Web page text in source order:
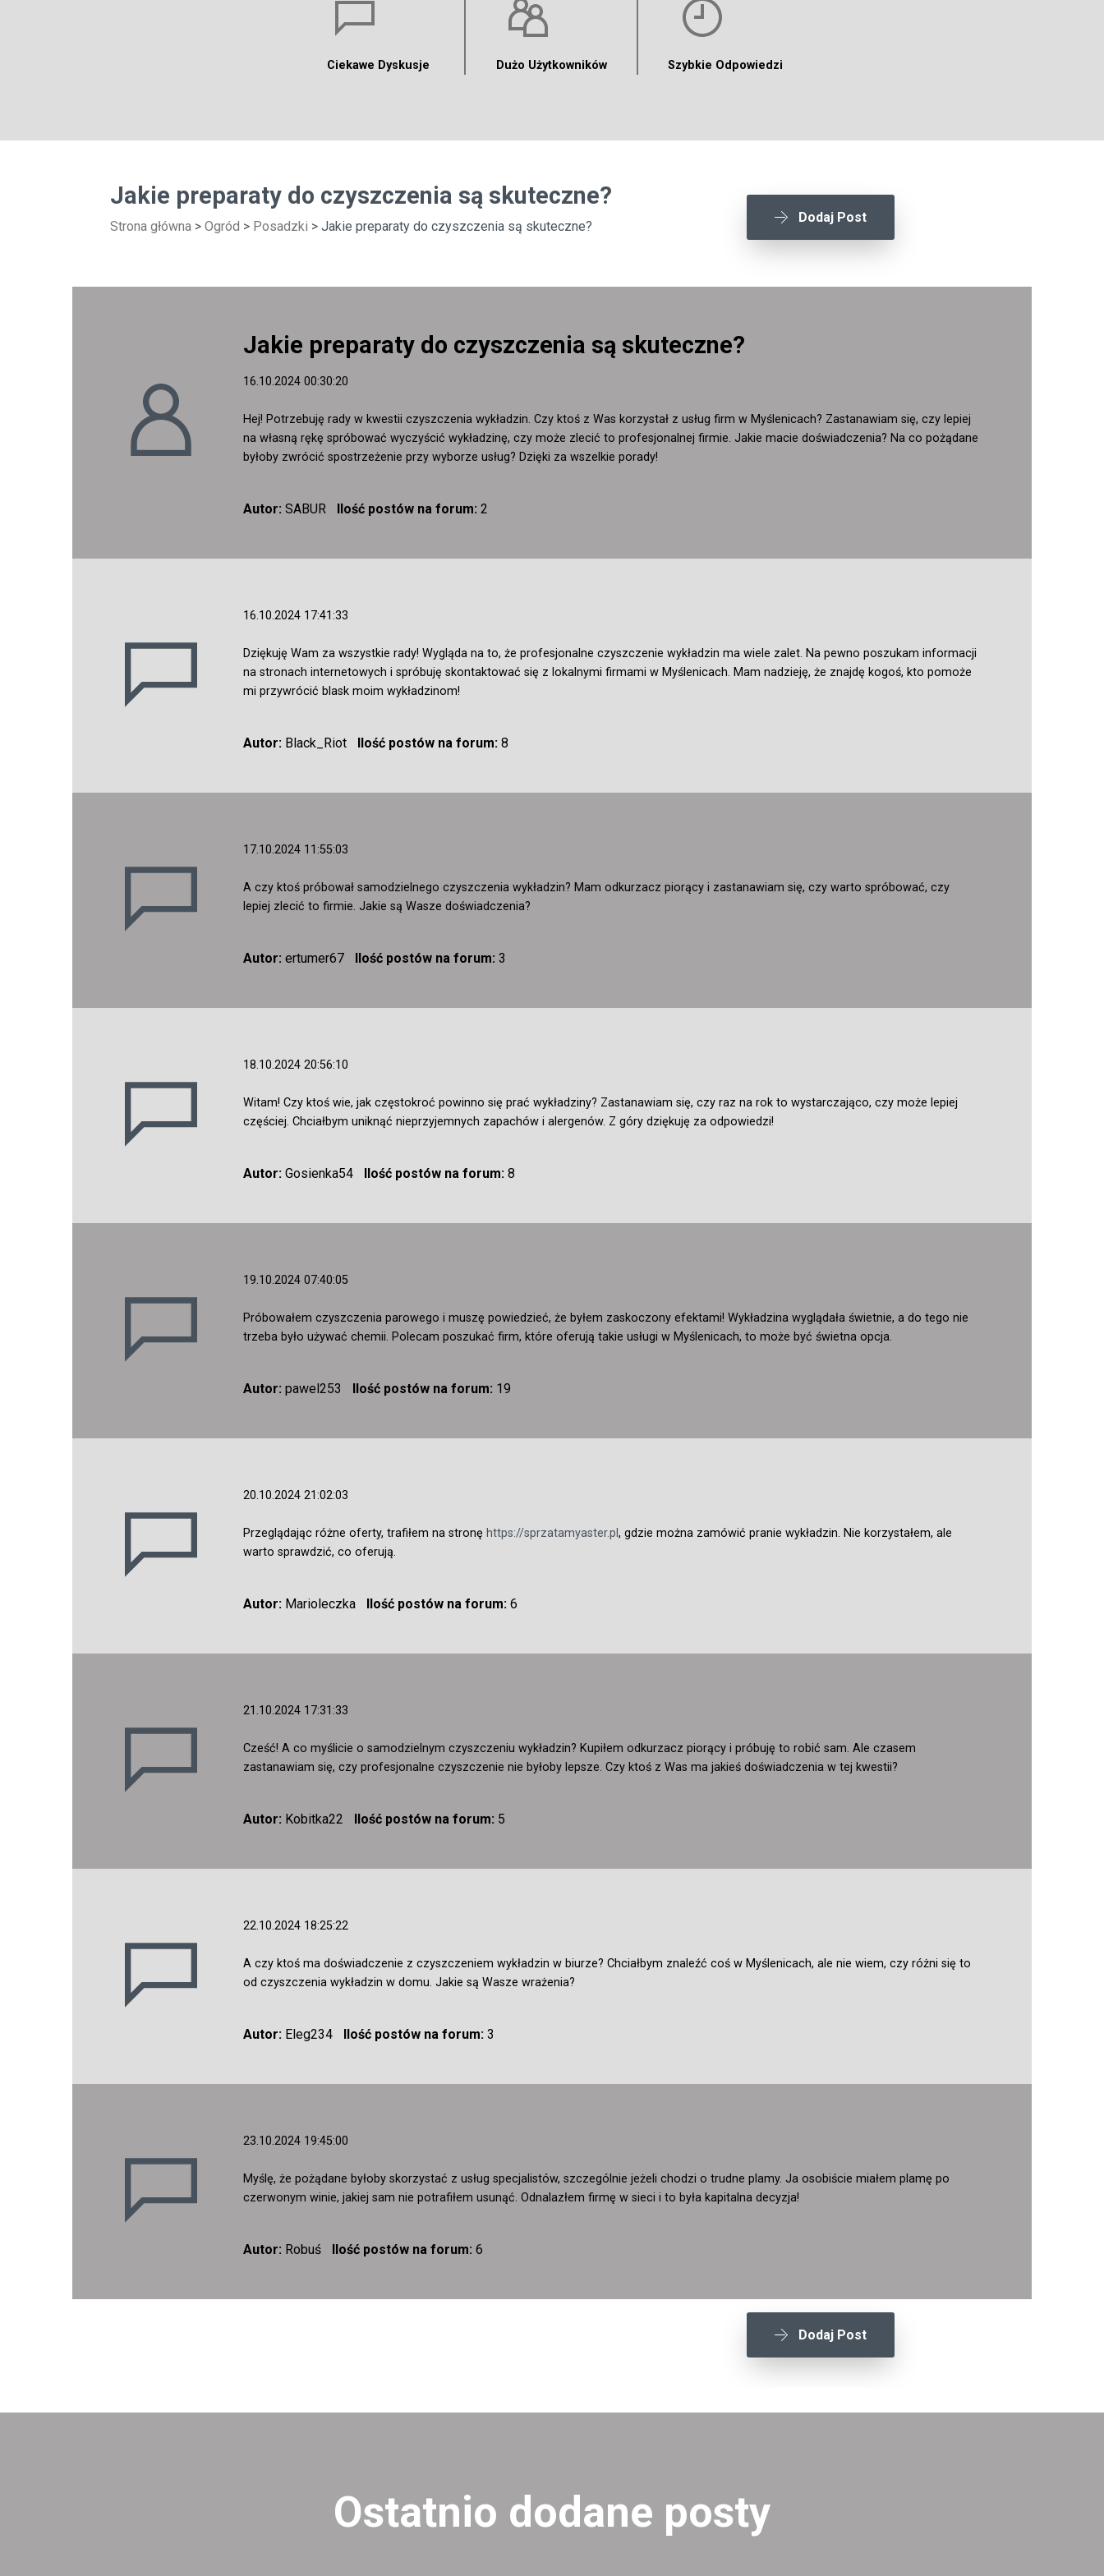
Ciekawe Dyskusje Dużo Użytkowników Szybkie Odpowiedzi
Jakie preparaty do czyszczenia są skuteczne?
Strona główna > Ogród > Posadzki > Jakie preparaty do czyszczenia są skuteczne?
Dodaj Post
Jakie preparaty do czyszczenia są skuteczne?
16.10.2024 00:30:20
Hej! Potrzebuję rady w kwestii czyszczenia wykładzin. Czy ktoś z Was korzystał z usług firm w Myślenicach? Zastanawiam się, czy lepiej
na własną rękę spróbować wyczyścić wykładzinę, czy może zlecić to profesjonalnej firmie. Jakie macie doświadczenia? Na co pożądane
byłoby zwrócić spostrzeżenie przy wyborze usług? Dzięki za wszelkie porady!
Autor: SABUR Ilość postów na forum: 2
16.10.2024 17:41:33
Dziękuję Wam za wszystkie rady! Wygląda na to, że profesjonalne czyszczenie wykładzin ma wiele zalet. Na pewno poszukam informacji
na stronach internetowych i spróbuję skontaktować się z lokalnymi firmami w Myślenicach. Mam nadzieję, że znajdę kogoś, kto pomoże
mi przywrócić blask moim wykładzinom!
Autor: Black_Riot Ilość postów na forum:8
17.10.2024 11:55:03
A czy ktoś próbował samodzielnego czyszczenia wykładzin? Mam odkurzacz piorący i zastanawiam się, czy warto spróbować, czy
lepiej zlecić to firmie. Jakie są Wasze doświadczenia?
Autor: ertumer67 Ilość postów na forum: 3
18.10.2024 20:56:10
Witam! Czy ktoś wie, jak częstokroć powinno się prać wykładziny? Zastanawiam się, czy raz na rok to wystarczająco, czy może lepiej
częściej. Chciałbym uniknąć nieprzyjemnych zapachów i alergenów. Z góry dziękuję za odpowiedzi!
Autor: Gosienka54 Ilość postów na forum:8
19.10.2024 07:40:05
Próbowałem czyszczenia parowego i muszę powiedzieć, że byłem zaskoczony efektami! Wykładzina wyglądała świetnie, a do tego nie
trzeba było używać chemii. Polecam poszukać firm, które oferują takie usługi w Myślenicach, to może być świetna opcja.
Autor: pawel253 Ilość postów na forum: 19
20.10.2024 21:02:03
Przeglądając różne oferty, trafiłem na stronę https://sprzatamyaster.pl , gdzie można zamówić pranie wykładzin. Nie korzystałem, ale
warto sprawdzić, co oferują.
Autor: Marioleczka Ilość postów na forum:6
21.10.2024 17:31:33
Cześć! A co myślicie o samodzielnym czyszczeniu wykładzin? Kupiłem odkurzacz piorący i próbuję to robić sam. Ale czasem
zastanawiam się, czy profesjonalne czyszczenie nie byłoby lepsze. Czy ktoś z Was ma jakieś doświadczenia w tej kwestii?
Autor: Kobitka22 Ilość postów na forum: 5
22.10.2024 18:25:22
A czy ktoś ma doświadczenie z czyszczeniem wykładzin w biurze? Chciałbym znaleźć coś w Myślenicach, ale nie wiem, czy różni się to
od czyszczenia wykładzin w domu. Jakie są Wasze wrażenia?
Autor: Eleg234 Ilość postów na forum:3
23.10.2024 19:45:00
Myślę, że pożądane byłoby skorzystać z usług specjalistów, szczególnie jeżeli chodzi o trudne plamy. Ja osobiście miałem plamę po
czerwonym winie, jakiej sam nie potrafiłem usunąć. Odnalazłem firmę w sieci i to była kapitalna decyzja!
Autor: Robuś Ilość postów na forum: 6
Dodaj Post
Ostatnio dodane posty